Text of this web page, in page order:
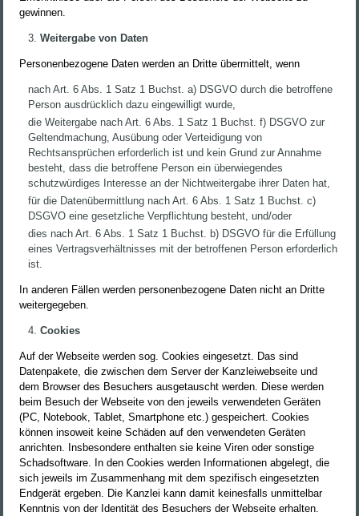
gewinnen.
Weitergabe von Daten
Personenbezogene Daten werden an Dritte übermittelt, wenn
nach Art. 6 Abs. 1 Satz 1 Buchst. a) DSGVO durch die betroffene
Person ausdrücklich dazu eingewilligt wurde,
die Weitergabe nach Art. 6 Abs. 1 Satz 1 Buchst. f) DSGVO zur
Geltendmachung, Ausübung oder Verteidigung von
Rechtsansprüchen erforderlich ist und kein Grund zur Annahme
besteht, dass die betroffene Person ein überwiegendes
schutzwürdiges Interesse an der Nichtweitergabe ihrer Daten hat,
für die Datenübermittlung nach Art. 6 Abs. 1 Satz 1 Buchst. c)
DSGVO eine gesetzliche Verpflichtung besteht, und/oder
dies nach Art. 6 Abs. 1 Satz 1 Buchst. b) DSGVO für die Erfüllung
eines Vertragsverhältnisses mit der betroffenen Person erforderlich
ist.
In anderen Fällen werden personenbezogene Daten nicht an Dritte
weitergegeben.
Cookies
Auf der Webseite werden sog. Cookies eingesetzt. Das sind
Datenpakete, die zwischen dem Server der Kanzleiwebseite und
dem Browser des Besuchers ausgetauscht werden. Diese werden
beim Besuch der Webseite von den jeweils verwendeten Geräten
(PC, Notebook, Tablet, Smartphone etc.) gespeichert. Cookies
können insoweit keine Schäden auf den verwendeten Geräten
anrichten. Insbesondere enthalten sie keine Viren oder sonstige
Schadsoftware. In den Cookies werden Informationen abgelegt, die
sich jeweils im Zusammenhang mit dem spezifisch eingesetzten
Endgerät ergeben. Die Kanzlei kann damit keinesfalls unmittelbar
Kenntnis von der Identität des Besuchers der Webseite erhalten.